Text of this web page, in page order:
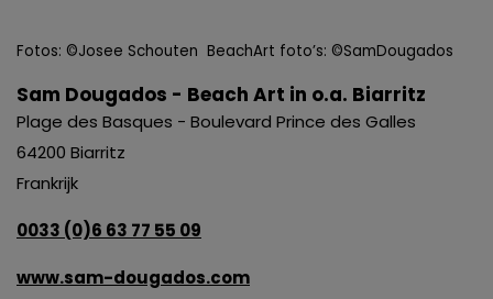
Fotos: ©Josee Schouten BeachArt foto’s: ©SamDougados
Sam Dougados - Beach Art in o.a. Biarritz
Plage des Basques - Boulevard Prince des Galles
64200 Biarritz
Frankrijk
0033 (0)6 63 77 55 09
www.sam-dougados.com